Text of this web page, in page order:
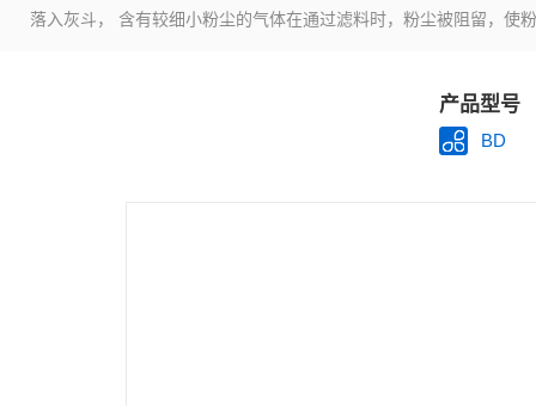
落入灰斗， 含有较细小粉尘的气体在通过滤料时，粉尘被阻留，使
产品型号
BD